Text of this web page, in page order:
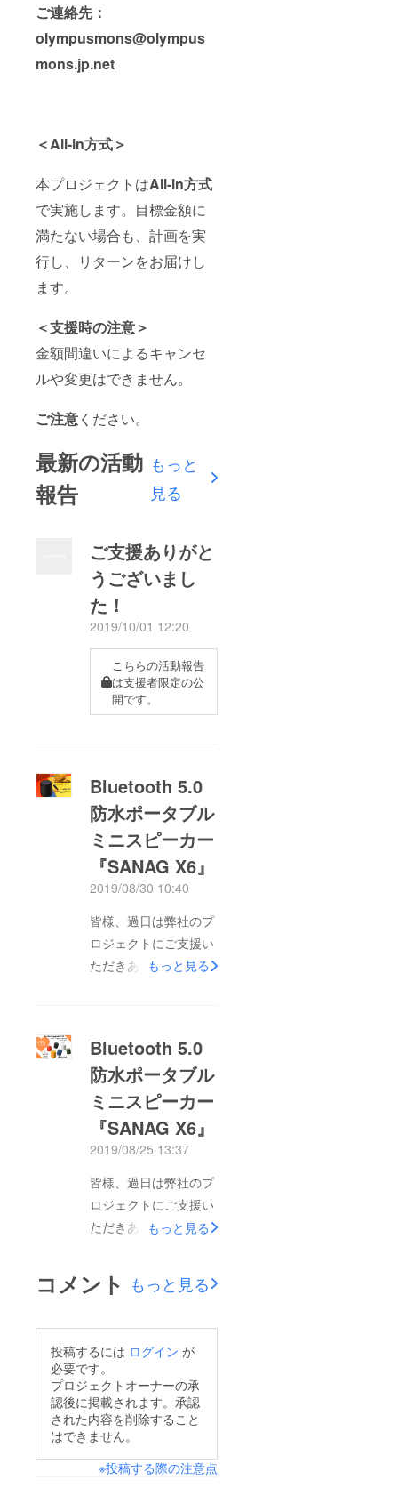
ご連絡先：
olympusmons@olympus
mons.jp.net
＜All-in方式＞
本プロジェクトはAll-in方式
で実施します。目標金額に
満たない場合も、計画を実
行し、リターンをお届けし
ます。
＜支援時の注意＞
金額間違いによるキャンセ
ルや変更はできません。
ご注意ください。
最新の活動
報告
もっと
見る
ご支援ありがと
うございまし
た！
2019/10/01 12:20
こちらの活動報告
は支援者限定の公
開です。
Bluetooth 5.0
防水ポータブル
ミニスピーカー
『SANAG X6』
2019/08/30 10:40
皆様、過日は弊社のプ
ロジェクトにご支援い
ただきありがとうござ
るでしょうか。商品に
ついてご質問のある方
はお気軽にご連絡くだ
さい。さて、この度は
新しいプロジェクトの
差し上げました。今回
も自信をもってご紹介
する商品です。ぜひご
①Bluetooth 5.0 防水
ポータブルミニスピー
アウトドアにも最適、
軽くて便利なスピー
カーです。
https://camp-
fire.jp/projects/view/18
去 QUALCOMN最新
もっと見る
Bluetooth 5.0
防水ポータブル
ミニスピーカー
『SANAG X6』
2019/08/25 13:37
皆様、過日は弊社のプ
ロジェクトにご支援い
ただきありがとうござ
お手元に届いた方は、
楽しんでいただけてい
はお気軽にご連絡くだ
さい。さて、この度は
新しいプロジェクトの
お知らせをしたく連絡
も自信をもってご紹介
もっと見る
コメント もっと見る
投稿するには ログイン が
必要です。
プロジェクトオーナーの承
認後に掲載されます。承認
された内容を削除すること
はできません。
※投稿する際の注意点